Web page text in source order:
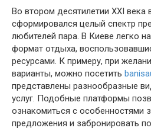
Во втором десятилетии XXI века
сформировался целый спектр
любителей пара. В Киеве легко
формат отдыха,
ресурсами. К примеру, при
варианты, можно посетить
представлены разнообразные
услуг. Подобные платформы
ознакомиться с особенностями
предложения и забронировать